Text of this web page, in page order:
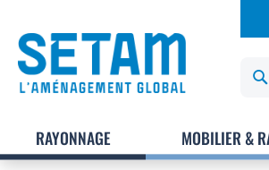
RAYONNAGE MOBILIER &